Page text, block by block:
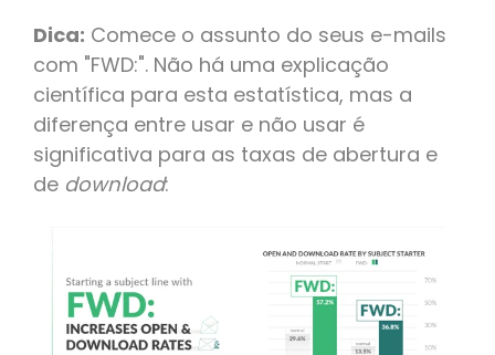
Dica: Comece o assunto do seus e-mails
com "FWD:". Não há uma explicação
científica para esta estatística, mas a
diferença entre usar e não usar é
significativa para as taxas de abertura e
de download: